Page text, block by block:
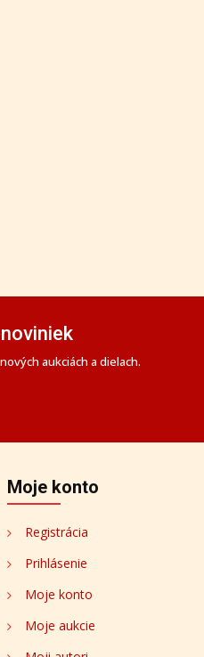
aukciách a dielach.
Moje konto
Registrácia
Prihlásenie
Moje konto
Moje aukcie